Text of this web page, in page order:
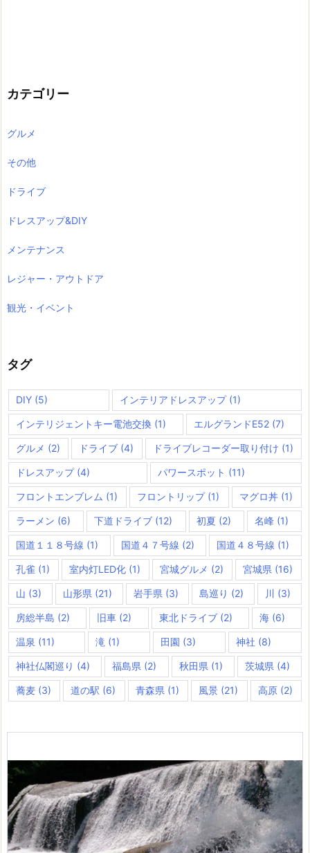
カテゴリー
グルメ
その他
ドライブ
ドレスアップ&DIY
メンテナンス
レジャー・アウトドア
観光・イベント
タグ
DIY (5) インテリアドレスアップ(1)
インテリジェントキー電池交換 (1) エルグランドE52 (7)
グルメ (2) ドライブ (4) ドライブレコーダー取り付け (1)
ドレスアップ(4) パワースポット (11)
フロントエンブレム (1) フロントリップ(1) マグロ丼(1)
ラーメン (6) 下道ドライブ (12) 初夏 (2) 名峰(1)
国道１１８号線 (1) 国道４７号線 (2) 国道４８号線 (1)
孔雀 (1) 室内灯LED化 (1) 宮城グルメ (2) 宮城県 (16)
山 (3) 山形県 (21) 岩手県 (3) 島巡り (2) 川 (3)
房総半島 (2) 旧車 (2) 東北ドライブ(2) 海(6)
温泉 (11) 滝 (1) 田園 (3) 神社 (8)
神社仏閣巡り (4) 福島県 (2) 秋田県 (1) 茨城県 (4)
蕎麦 (3) 道の駅 (6) 青森県 (1) 風景 (21) 高原(2)